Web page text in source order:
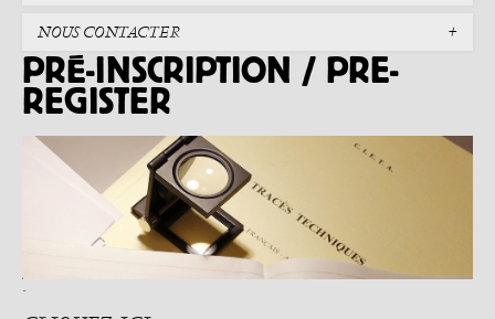
NOUS CONTACTER
-
PRÉ-INSCRIPTION / PRE-
REGISTER